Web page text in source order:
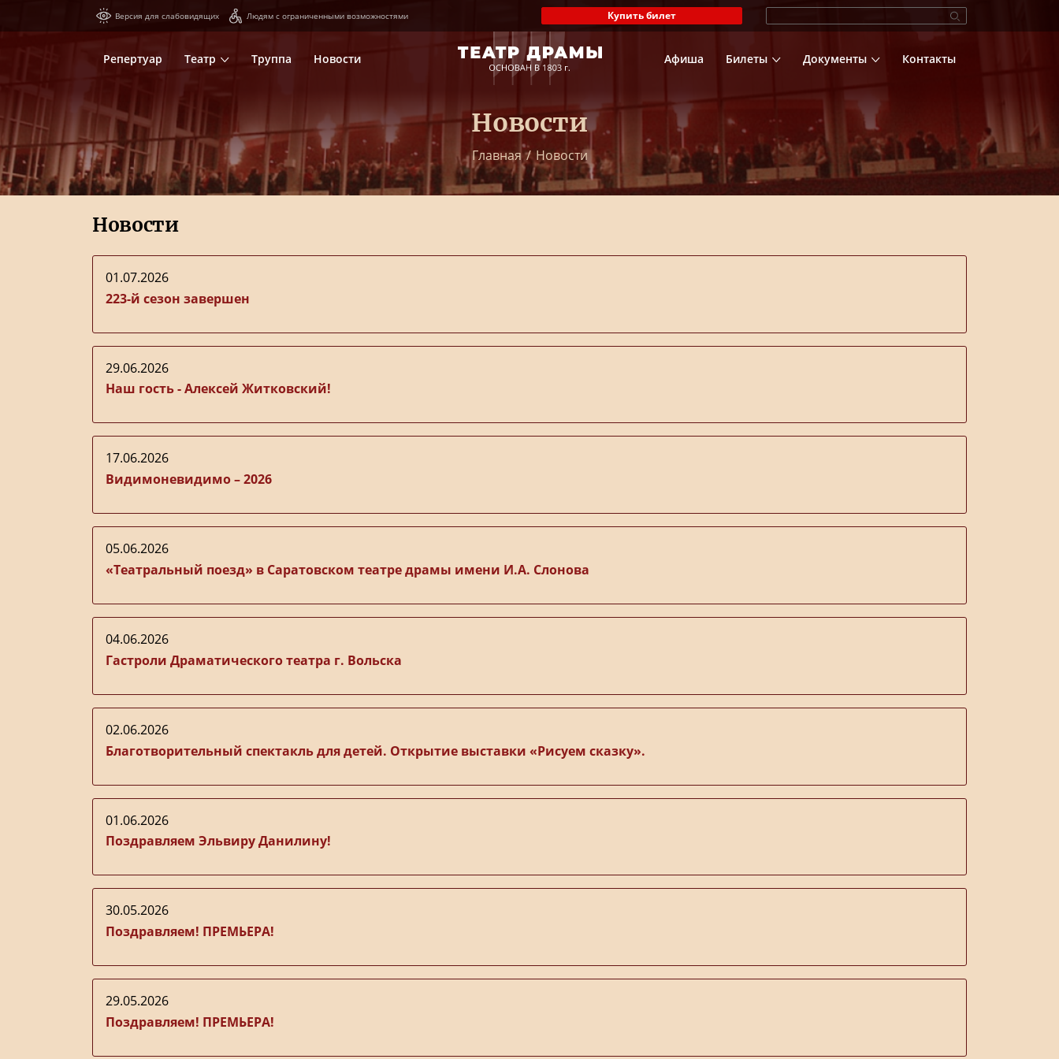
Версия для слабовидящих Людям с ограниченными возможностями Купить билет
Репертуар Театр Труппа Новости Афиша Билеты Документы Контакты
Новости
Главная / Новости
Новости
01.07.2026
223-й сезон завершен
29.06.2026
Наш гость - Алексей Житковский!
17.06.2026
Видимоневидимо – 2026
05.06.2026
«Театральный поезд» в Саратовском театре драмы имени И.А. Слонова
04.06.2026
Гастроли Драматического театра г. Вольска
02.06.2026
Благотворительный спектакль для детей. Открытие выставки «Рисуем сказку».
01.06.2026
Поздравляем Эльвиру Данилину!
30.05.2026
Поздравляем! ПРЕМЬЕРА!
29.05.2026
Поздравляем! ПРЕМЬЕРА!